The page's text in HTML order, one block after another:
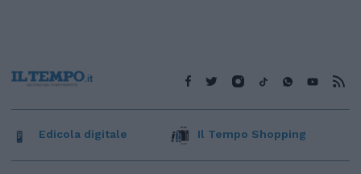
Edicola digitale Il Tempo Shopping